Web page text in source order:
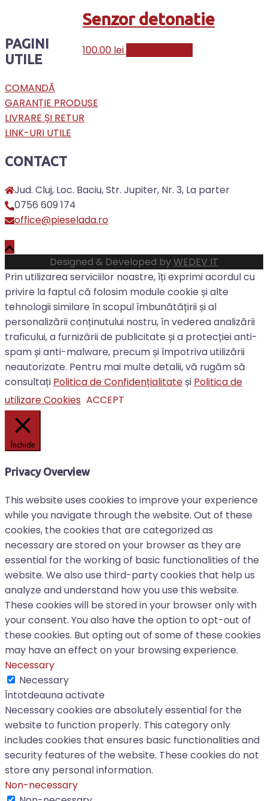
Senzor detonatie
100.00 lei
PAGINI
UTILE
COMANDĂ
GARANȚIE PRODUSE
LIVRARE ȘI RETUR
LINK-URI UTILE
CONTACT
Jud. Cluj, Loc. Baciu, Str. Jupiter, Nr. 3, La parter
0756 609 174
office@pieselada.ro
Designed & Developed byWEDEV IT
Prin utilizarea serviciilor noastre, îți exprimi acordul cu
privire la faptul că folosim module cookie și alte
tehnologii similare în scopul îmbunătățirii și al
personalizării conținutului nostru, în vederea analizării
traficului, a furnizării de publicitate și a protecției anti-
spam și anti-malware, precum și împotriva utilizării
neautorizate. Pentru mai multe detalii, vă rugăm să
consultați Politica de Confidențialitate și Politica de
utilizare Cookies ACCEPT
Închide
Privacy Overview
This website uses cookies to improve your experience
while you navigate through the website. Out of these
cookies, the cookies that are categorized as
necessary are stored on your browser as they are
essential for the working of basic functionalities of the
website. We also use third-party cookies that help us
analyze and understand how you use this website.
These cookies will be stored in your browser only with
your consent. You also have the option to opt-out of
these cookies. But opting out of some of these cookies
may have an effect on your browsing experience.
Necessary
Necessary
Întotdeauna activate
Necessary cookies are absolutely essential for the
website to function properly. This category only
includes cookies that ensures basic functionalities and
security features of the website. These cookies do not
store any personal information.
Non-necessary